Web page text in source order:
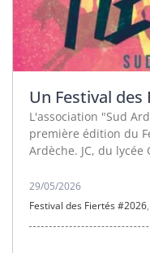
Un Festival
L'association "Sud
première édition du
Ardèche. JC, du
rendez-vous
29/05/2026
Festival des Fiertés #2026,